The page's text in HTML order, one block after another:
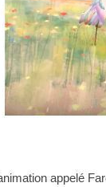
appelé